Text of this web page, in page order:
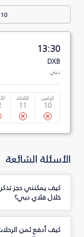
10 أغسطس
13:30
DXB
دبي
الإثنين
10
الثلاثاء
11
الأسئلة الشائعة
كيف يمكنني حجز
خلال فلاي دبي؟
كيف أدفع ثمن